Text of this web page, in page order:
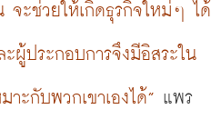
จะช่วยให้เกิดธุรกิจใหม่ๆ ได้
ผู้ประกอบการจึงมีอิสระใน
าะกับพวกเขาเองได้” แพร